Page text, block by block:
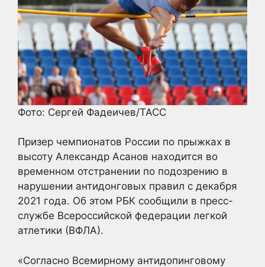
Фото: Сергей Фадеичев/ТАСС
Призер чемпионатов России по прыжках в
высоту Александр Асанов находится во
временном отстранении по подозрению в
нарушении антидонговых правил с декабря
2021 года. Об этом РБК сообщили в пресс-
службе Всероссийской федерации легкой
атлетики (ВФЛА).
«Согласно Всемирному антидопинговому